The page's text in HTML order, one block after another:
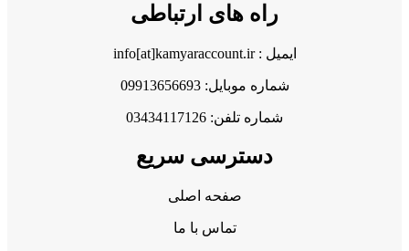
راه های ارتباطی
ایمیل : info[at]kamyaraccount.ir
شماره موبایل: 09913656693
شماره تلفن: 03434117126
دسترسی سریع
صفحه اصلی
تماس با ما